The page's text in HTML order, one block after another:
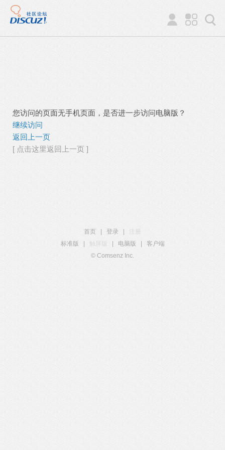
您访问的页面无手机页面，是否进一步访问电脑版？
继续访问
返回上一页
[ 点击这里返回上一页 ]
首页 登录
注册
标准版
触屏版 电脑版
客户端
© Comsenz Inc.